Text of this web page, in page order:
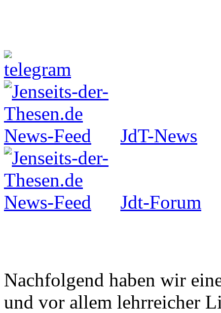
JdT-News
Jdt-Forum
Nachfolgend haben wir
und vor allem lehrreicher